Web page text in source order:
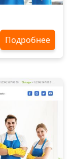
Подробнее